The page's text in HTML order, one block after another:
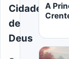
Cidade
de
Deus
A